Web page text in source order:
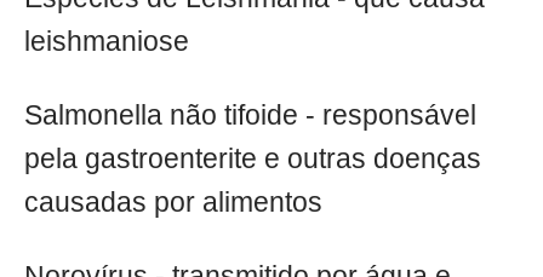
leishmaniose
Salmonella não tifoide - responsável
pela gastroenterite e outras doenças
causadas por alimentos